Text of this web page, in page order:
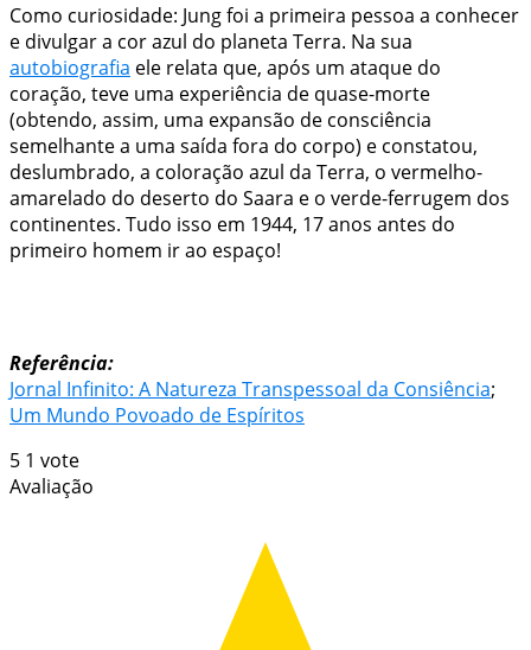
Como curiosidade: Jung foi a primeira pessoa a conhecer
e divulgar a cor azul do planeta Terra. Na sua
autobiografia ele relata que, após um ataque do
coração, teve uma experiência de quase-morte
(obtendo, assim, uma expansão de consciência
semelhante a uma saída fora do corpo) e constatou,
deslumbrado, a coloração azul da Terra, o vermelho-
amarelado do deserto do Saara e o verde-ferrugem dos
continentes. Tudo isso em 1944, 17 anos antes do
primeiro homem ir ao espaço!
Referência:
Jornal Infinito: A Natureza Transpessoal da Consiência;
Um Mundo Povoado de Espíritos
5 1 vote
Avaliação